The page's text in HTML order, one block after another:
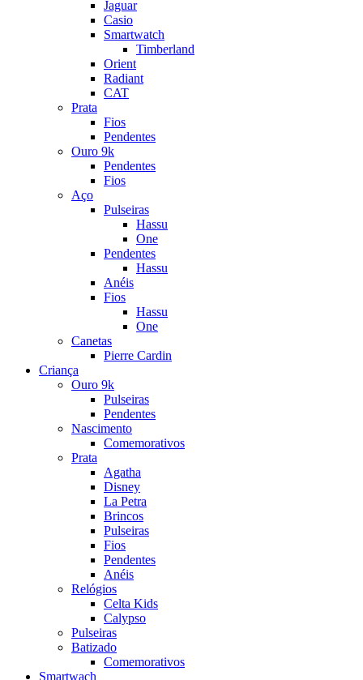
Jaguar
Casio
Smartwatch
Timberland
Orient
Radiant
CAT
Prata
Fios
Pendentes
Ouro 9k
Pendentes
Fios
Aço
Pulseiras
Hassu
One
Pendentes
Hassu
Anéis
Fios
Hassu
One
Canetas
Pierre Cardin
Criança
Ouro 9k
Pulseiras
Pendentes
Nascimento
Comemorativos
Prata
Agatha
Disney
La Petra
Brincos
Pulseiras
Fios
Pendentes
Anéis
Relógios
Celta Kids
Calypso
Pulseiras
Batizado
Comemorativos
Smartwach